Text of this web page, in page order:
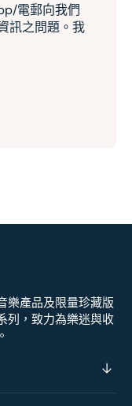
電郵向我們
訊之問題。我
樂產品及限量珍藏版
列，致力為樂迷與收